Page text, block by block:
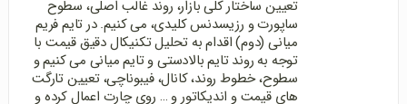
تعیین ساختار کلی بازار، روند غالب اصلی، سطوح
ساپورت و رزیسدنس کلیدی، می کنیم. در تایم فریم
میانی (دوم) اقدام به تحلیل تکنیکال دقیق قیمت با
توجه به روند تایم بالادستی و تایم میانی می کنیم و
سطوح، خطوط روند، کانال، فیبوناچی، تعیین تارگت
های قیمت و اندیکاتور و … روی چارت اعمال کرده و